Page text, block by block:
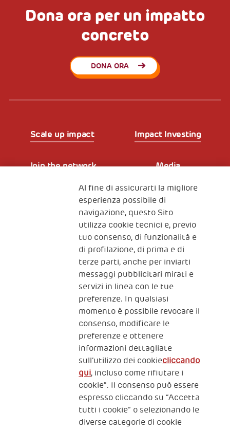
Dona ora per un impatto
concreto
DONA ORA
Scale up impact Impact Investing
Join the network Media
Iscriviti alla newsletter
Fondazione
The Human Safety Net
CONTATTACI
2, Piazza Duca degli Abruzzi 34132
Trieste Italy
Fiscal code (Italy) 90017740326
VAT code 01372940328
Al fine di assicurarti la migliore
esperienza possibile di
navigazione, questo Sito
utilizza cookie tecnici e, previo
tuo consenso, di funzionalità e
di profilazione, di prima e di
terze parti, anche per inviarti
messaggi pubblicitari mirati e
servizi in linea con le tue
preferenze. In qualsiasi
momento è possibile revocare il
consenso, modificare le
preferenze e ottenere
informazioni dettagliate
sull’utilizzo dei cookiecliccando
qui, incluso come rifiutare i
cookie". Il consenso può essere
espresso cliccando su “Accetta
tutti i cookie” o selezionando le
diverse categorie di cookie